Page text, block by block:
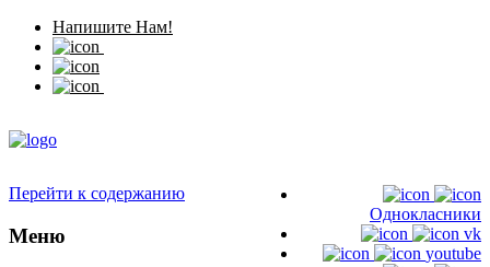
Напишите Нам!
Однокласники
vk
youtube
Перейти к содержанию
Меню